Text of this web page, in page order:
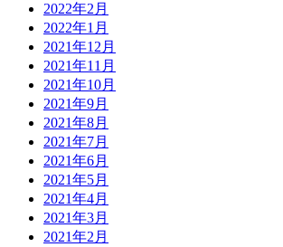
2022年2月
2022年1月
2021年12月
2021年11月
2021年10月
2021年9月
2021年8月
2021年7月
2021年6月
2021年5月
2021年4月
2021年3月
2021年2月